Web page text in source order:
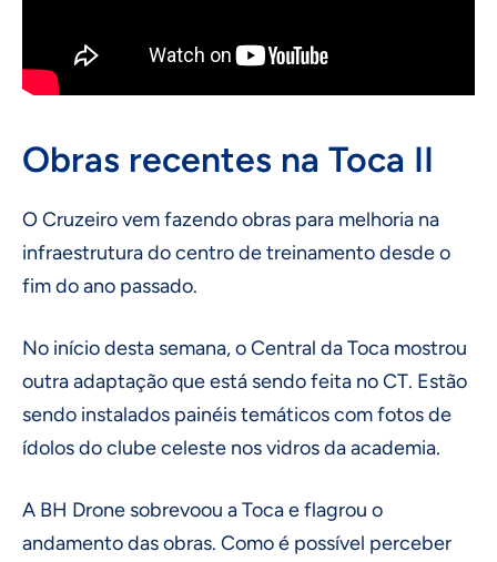
Obras recentes na Toca II
O Cruzeiro vem fazendo obras para melhoria na
infraestrutura do centro de treinamento desde o
fim do ano passado.
No início desta semana, o Central da Toca mostrou
outra adaptação que está sendo feita no CT. Estão
sendo instalados painéis temáticos com fotos de
ídolos do clube celeste nos vidros da academia.
A BH Drone sobrevoou a Toca e flagrou o
andamento das obras. Como é possível perceber